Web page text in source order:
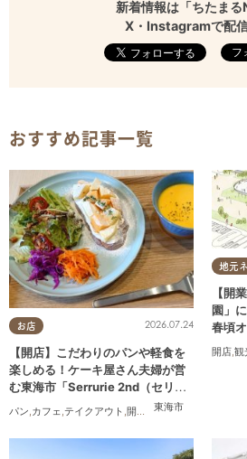
新着情報は「ちたまる
X・Instagramで配信
フ
おすすめ記事一覧
お店
東海市
2026.07.24
【開店】こだわりのパンや軽食を
楽しめる！ケーキ屋さん夫婦が営
む東海市「Serrurie 2nd（セリュ
リエ セカンド）」6/29(月)テスト
オープン
パン,カフェ,テイクアウト ,開店 専門店,
地元
【開
園」
春頃
開店,観